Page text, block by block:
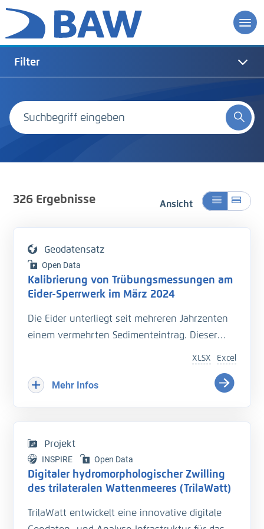
Filter
326Ergebnisse Ansicht
Geodatensatz
Open Data
Kalibrierung von Trübungsmessungen am
Eider-Sperrwerk im März 2024
Die Eider unterliegt seit mehreren Jahrzenten
einem vermehrten Sedimenteintrag. Dieser
Hinterlandes so wie die Schiffbarkeit des
Bundeswasserstraße.
der Entwässerung des Hinterlandes führt. Das
Kooperationsprojekt „Zukunft Eider“ wurde
geschaffen um Vorarbeiten zu leisten, welche
Anpassungen und Erweiterungen der
Excel
XLSX
Mehr Infos
Projekt
INSPIRE Open Data
Digitaler hydromorphologischer Zwilling
des trilateralen Wattenmeeres (TrilaWatt)
TrilaWatt entwickelt eine innovative digitale